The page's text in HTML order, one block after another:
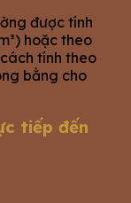
được tính
hoặc theo
tính theo
bằng cho
tiếp đến